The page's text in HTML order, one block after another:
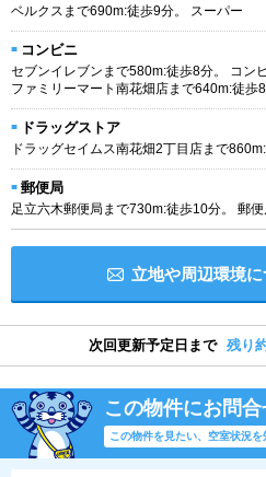
ベルクスまで690m:徒歩9分。 スーパー
コンビニ
セブンイレブンまで580m:徒歩8分。 コン
ファミリーマート南花畑店まで640m:徒歩
ドラッグストア
ドラッグセイムス南花畑2丁目店まで860m:
郵便局
足立六木郵便局まで730m:徒歩10分。 郵便
立地や周辺環境に
次回更新予定日まで 残り
この物件にお問
この物件を見たい、空室状況を